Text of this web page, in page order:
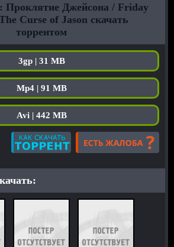
Проклятие Джейсона / Friday
Curse of Jason скачать
торрентом
3gp | 31 MB
Mp4 | 91 MB
Avi | 442 MB